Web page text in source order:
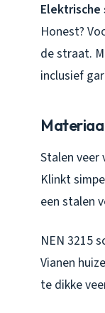
Elektrische
Honest?
de straat.
inclusief
Stalen
Klinkt
een stalen
NEN 3215
Vianen
te dikke